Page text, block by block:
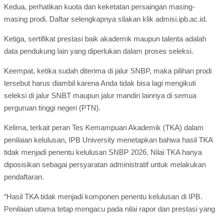
Kedua, perhatikan kuota dan keketatan persaingan masing-
masing prodi. Daftar selengkapnya silakan klik admisi.ipb.ac.id.
Ketiga, sertifikat prestasi baik akademik maupun talenta adalah
data pendukung lain yang diperlukan dalam proses seleksi.
Keempat, ketika sudah diterima di jalur SNBP, maka pilihan prodi
tersebut harus diambil karena Anda tidak bisa lagi mengikuti
seleksi di jalur SNBT maupun jalur mandiri lainnya di semua
perguruan tinggi negeri (PTN).
Kelima, terkait peran Tes Kemampuan Akademik (TKA) dalam
penilaian kelulusan, IPB University menetapkan bahwa hasil TKA
tidak menjadi penentu kelulusan SNBP 2026. Nilai TKA hanya
diposisikan sebagai persyaratan administratif untuk melakukan
pendaftaran.
“Hasil TKA tidak menjadi komponen penentu kelulusan di IPB.
Penilaian utama tetap mengacu pada nilai rapor dan prestasi yang